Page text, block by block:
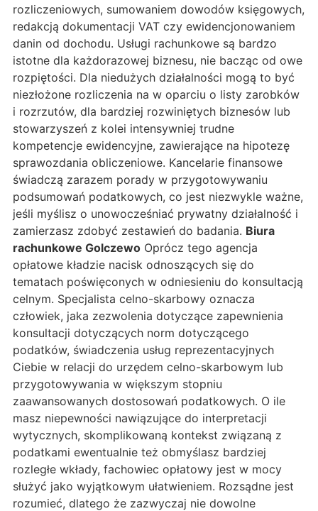
rozliczeniowych, sumowaniem dowodów księgowych,
redakcją dokumentacji VAT czy ewidencjonowaniem
danin od dochodu. Usługi rachunkowe są bardzo
istotne dla każdorazowej biznesu, nie bacząc od owe
rozpiętości. Dla niedużych działalności mogą to być
niezłożone rozliczenia na w oparciu o listy zarobków
i rozrzutów, dla bardziej rozwiniętych biznesów lub
stowarzyszeń z kolei intensywniej trudne
kompetencje ewidencyjne, zawierające na hipotezę
sprawozdania obliczeniowe. Kancelarie finansowe
świadczą zarazem porady w przygotowywaniu
podsumowań podatkowych, co jest niezwykle ważne,
jeśli myślisz o unowocześniać prywatny działalność i
zamierzasz zdobyć zestawień do badania. Biura
rachunkowe Golczewo Oprócz tego agencja
opłatowe kładzie nacisk odnoszących się do
tematach poświęconych w odniesieniu do konsultacją
celnym. Specjalista celno-skarbowy oznacza
człowiek, jaka zezwolenia dotyczące zapewnienia
konsultacji dotyczących norm dotyczącego
podatków, świadczenia usług reprezentacyjnych
Ciebie w relacji do urzędem celno-skarbowym lub
przygotowywania w większym stopniu
zaawansowanych dostosowań podatkowych. O ile
masz niepewności nawiązujące do interpretacji
wytycznych, skomplikowaną kontekst związaną z
podatkami ewentualnie też obmyślasz bardziej
rozległe wkłady, fachowiec opłatowy jest w mocy
służyć jako wyjątkowym ułatwieniem. Rozsądne jest
rozumieć, dlatego że zazwyczaj nie dowolne